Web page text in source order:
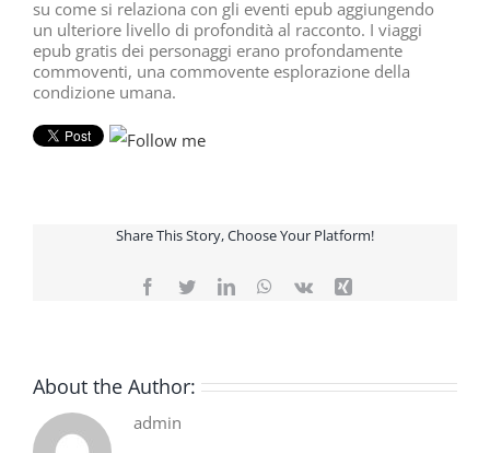
su come si relaziona con gli eventi epub aggiungendo
un ulteriore livello di profondità al racconto. I viaggi
epub gratis dei personaggi erano profondamente
commoventi, una commovente esplorazione della
condizione umana.
Share This Story, Choose Your Platform!
Facebook
TwitterLinkedInWhatsApp
Vk Xing
About the Author:
admin